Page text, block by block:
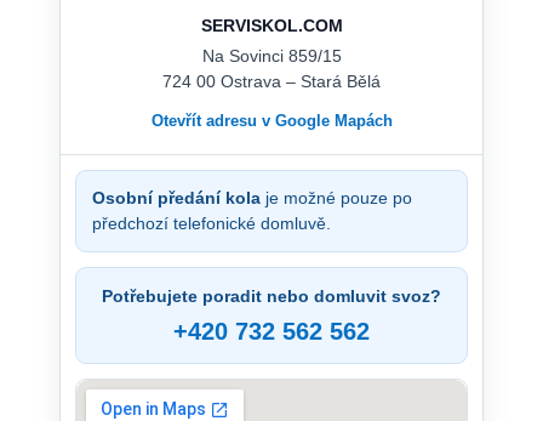
SERVISKOL.COM
Na Sovinci 859/15
724 00 Ostrava – Stará Bělá
Otevřít adresu v Google Mapách
Osobní předání kola je možné pouze po
předchozí telefonické domluvě.
Potřebujete poradit nebo domluvit svoz?
+420 732 562 562